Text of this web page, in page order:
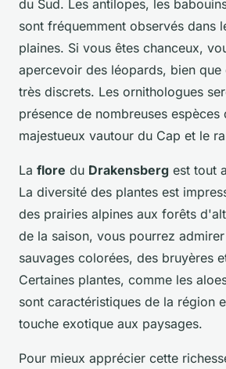
du Sud. Les antilopes, les
sont fréquemment observés dans
plaines. Si vous êtes chanceux,
apercevoir des léopards, bien que
très discrets. Les ornithologues
présence de nombreuses
majestueux vautour du Cap et le
La flore du Drakensberg est tout
La diversité des plantes est
des prairies alpines aux forêts
de la saison, vous pourrez
sauvages colorées, des bruyères
Certaines plantes, comme les
sont caractéristiques de la région
touche exotique aux paysages.
Pour mieux apprécier cette